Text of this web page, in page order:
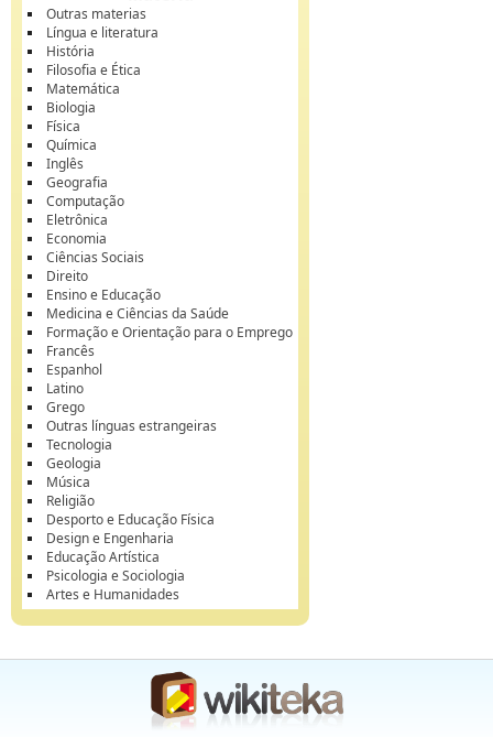
Outras materias
Língua e literatura
História
Filosofia e Ética
Matemática
Biologia
Física
Química
Inglês
Geografia
Computação
Eletrônica
Economia
Ciências Sociais
Direito
Ensino e Educação
Medicina e Ciências da Saúde
Formação e Orientação para o Emprego
Francês
Espanhol
Latino
Grego
Outras línguas estrangeiras
Tecnologia
Geologia
Música
Religião
Desporto e Educação Física
Design e Engenharia
Educação Artística
Psicologia e Sociologia
Artes e Humanidades